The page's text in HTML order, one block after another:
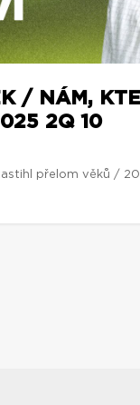
/ NÁM,
2Q 10
přelom věků /